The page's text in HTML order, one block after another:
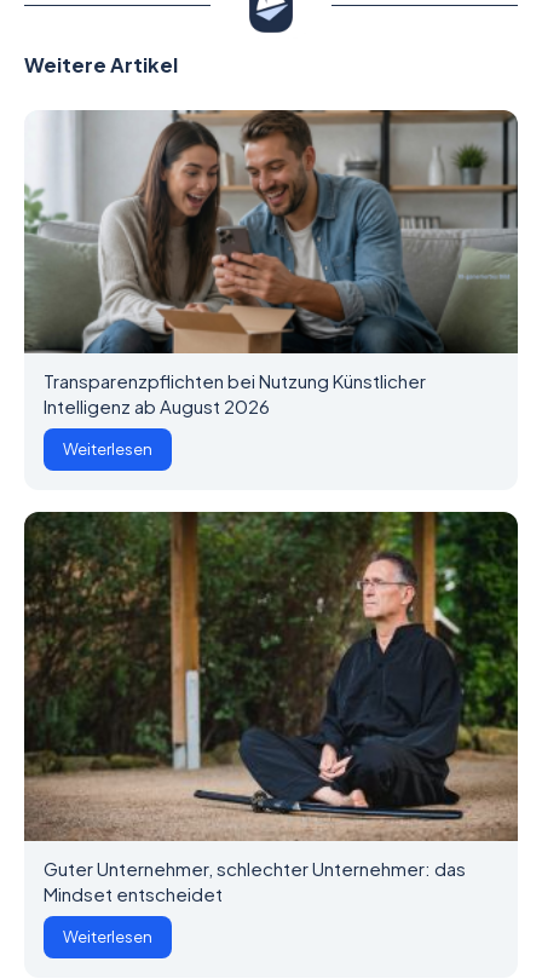
Weitere Artikel
Transparenzpflichten bei Nutzung Künstlicher
Intelligenz ab August 2026
Weiterlesen
Guter Unternehmer, schlechter Unternehmer: das
Mindset entscheidet
Weiterlesen